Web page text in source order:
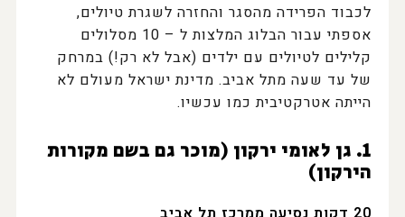
לכבוד הפרידה מהסגר והחזרה לשגרת טיולים,
אספתי עבור הבלוג המלצות ל – 10 מסלולים
קלילים לטיולים עם ילדים (אבל לא רק!) במרחק
של עד שעה מתל אביב. מדינת ישראל מעולם לא
הייתה אטרקטיבית כמו עכשיו.
1. גן לאומי ירקון (מוכר גם בשם מקורות
הירקון)